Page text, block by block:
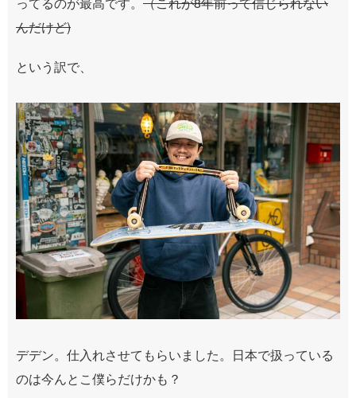
んだけど)
という訳で、
デデン。仕入れさせてもらいました。日本で扱っている
のは今んとこ僕らだけかも？